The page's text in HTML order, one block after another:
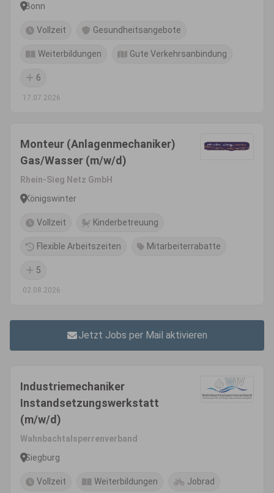
Bonn
Vollzeit Gesundheitsangebote
Weiterbildungen Gute Verkehrsanbindung
6
17.07.2026
Monteur (Anlagenmechaniker)
Gas/Wasser (m/w/d)
Rhein-Sieg Netz GmbH
Königswinter
Vollzeit Kinderbetreuung
Flexible Arbeitszeiten Mitarbeiterrabatte
5
02.08.2026
Jetzt Jobs per Mail aktivieren
Industriemechaniker
Instandsetzungswerkstatt
(m/w/d)
Wahnbachtalsperrenverband
Siegburg
Vollzeit Weiterbildungen Jobrad